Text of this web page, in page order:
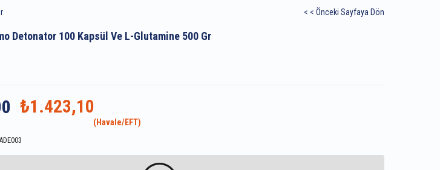
< < Önceki Sayfaya Dön
Detonator 100 Kapsül Ve L-Glutamine 500 Gr
₺1.423,10